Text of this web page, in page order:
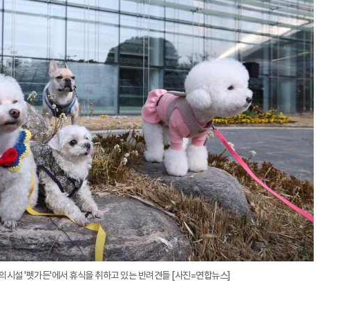
지
확
대
시설 '펫가든'에서 휴식을 취하고 있는 반려견들 [사진=연합뉴스]